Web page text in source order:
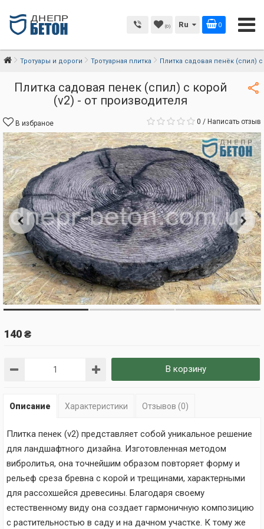
(0) Ru 0
Тротуары и дороги Тротуарная плитка Плитка садовая пенёк (спил)
Плитка садовая пенек (спил) с корой
(v2) - от производителя
В избраное 0 / Написать отзыв
140 ₴
В корзину
Описание Характеристики Отзывов (0)
Плитка пенек (v2) представляет собой уникальное решение
для ландшафтного дизайна. Изготовленная методом
вибролитья, она точнейшим образом повторяет форму и
рельеф среза бревна с корой и трещинами, характерными
для рассохшейся древесины. Благодаря своему
естественному виду она создает гармоничную композицию
с растительностью в саду и на дачном участке. К тому же